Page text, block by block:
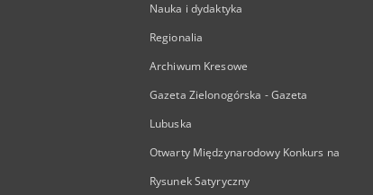
Nauka i dydaktyka
Regionalia
Archiwum Kresowe
Gazeta Zielonogórska - Gazeta
Lubuska
Otwarty Międzynarodowy Konkurs na
Rysunek Satyryczny